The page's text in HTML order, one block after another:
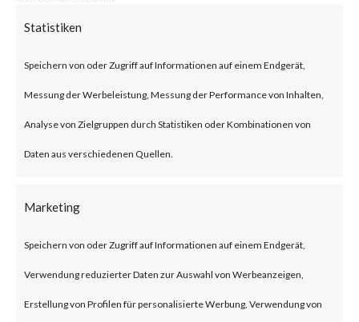
Statistiken
Speichern von oder Zugriff auf Informationen auf einem Endgerät,
Messung der Werbeleistung, Messung der Performance von Inhalten,
Analyse von Zielgruppen durch Statistiken oder Kombinationen von
Daten aus verschiedenen Quellen.
Marketing
Speichern von oder Zugriff auf Informationen auf einem Endgerät,
Verwendung reduzierter Daten zur Auswahl von Werbeanzeigen,
Erstellung von Profilen für personalisierte Werbung, Verwendung von
maliciously crafted Common
Industrial Protocol (CIP)
messages could allow an
attacker to perform various
actions such as manipulating
adding new functionality to a
module, flushing the module’s
memory, forging traffic to and
from the module, establishing